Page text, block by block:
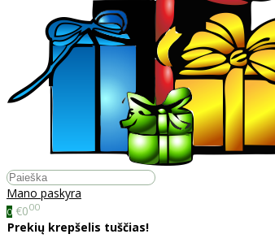
Mano paskyra
0 €000
Prekių krepšelis tuščias!